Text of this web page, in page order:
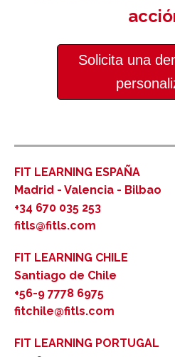
Solicita una
FIT LEARNING ESPAÑA
Madrid - Valencia - Bilbao
+34 670 035 253
fitls@fitls.com
FIT LEARNING CHILE
Santiago de Chile
+56-9 7778 6975
fitchile@fitls.com
FIT LEARNING PORTUGAL